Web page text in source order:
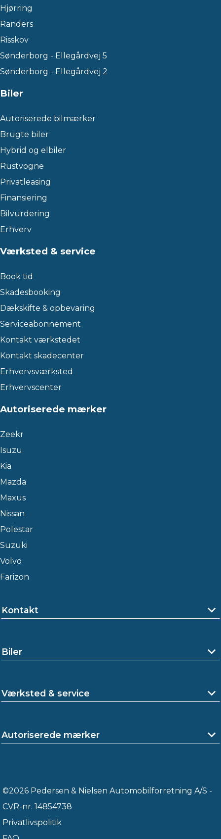
Hjørring
Randers
Risskov
Sønderborg - Ellegårdvej 5
Sønderborg - Ellegårdvej 2
Biler
Autoriserede bilmærker
Brugte biler
Hybrid og elbiler
Rustvogne
Privatleasing
Finansiering
Bilvurdering
Erhverv
Værksted & service
Book tid
Skadesbooking
Dækskifte & opbevaring
Serviceabonnement
Kontakt værkstedet
Kontakt skadecenter
Erhvervsværksted
Erhvervscenter
Autoriserede mærker
Zeekr
Isuzu
Kia
Mazda
Maxus
Nissan
Polestar
Suzuki
Volvo
Farizon
Kontakt
Biler
Værksted & service
Autoriserede mærker
©2026 Pedersen & Nielsen Automobilforretning A/S -
CVR-nr. 14854738
Privatlivspolitik